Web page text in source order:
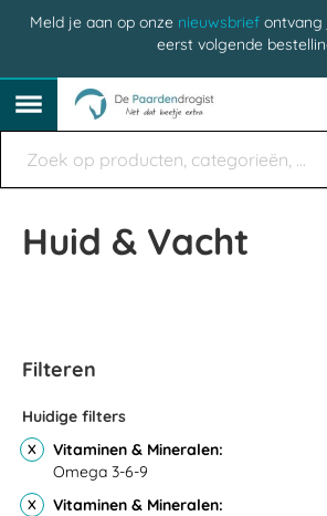
Meld je aan op onze nieuwsbriefontvang
eerst volgende
Huid & Vacht
Filteren
Huidige filters
Vitaminen & Mineralen
Omega 3-6-9
Vitaminen & Mineralen